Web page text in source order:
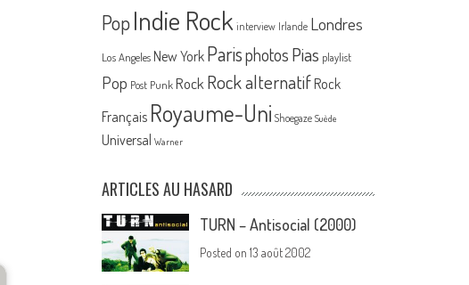
PopIndie Rock interview Irlande Londres
Los Angeles New York Parisphotos Pias playlist
Pop Post Punk Rock Rock alternatif Rock
Français Royaume-Uni Shoegaze Suède
Universal Warner
ARTICLES AU HASARD
TURN – Antisocial (2000)
Posted on13 août 2002